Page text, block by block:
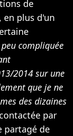
de
plus d'un
compliquée
2014 sur une
que je ne
des dizaines
par
partagé de